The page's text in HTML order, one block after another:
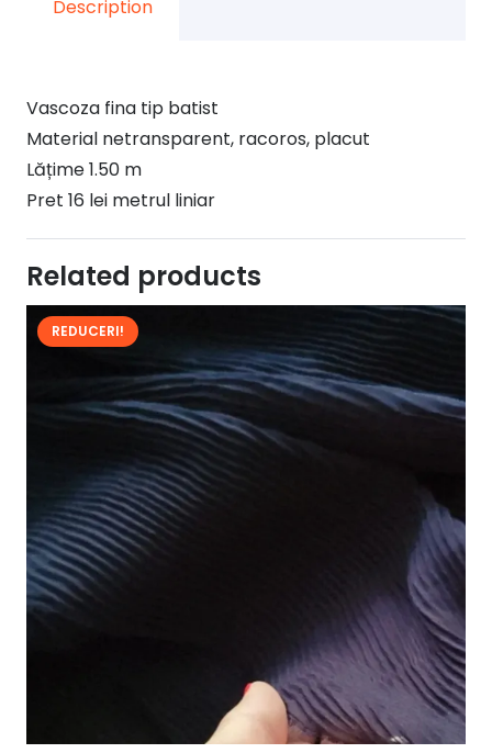
Description
Vascoza fina tip batist
Material netransparent, racoros, placut
Lățime 1.50 m
Pret 16 lei metrul liniar
Related products
REDUCERI!